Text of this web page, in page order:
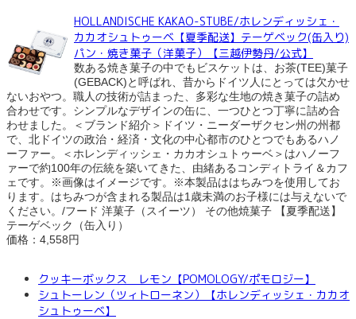
HOLLANDISCHE KAKAO-STUBE/ホレンディッシェ・
カカオシュトゥーベ【夏季配送】テーゲベック(缶入り)
パン・焼き菓子（洋菓子）【三越伊勢丹/公式】
数ある焼き菓子の中でもビスケットは、お茶(TEE)菓子
(GEBACK)と呼ばれ、昔からドイツ人にとっては欠かせ
ないおやつ。職人の技術が詰まった、多彩な生地の焼き菓子の詰め
合わせです。シンプルなデザインの缶に、一つひとつ丁寧に詰め合
わせました。＜ブランド紹介＞ドイツ・ニーダーザクセン州の州都
で、北ドイツの政治・経済・文化の中心都市のひとつでもあるハノ
ーファー。＜ホレンディッシェ・カカオシュトゥーベ＞はハノーフ
ァーで約100年の伝統を築いてきた、由緒あるコンディトライ＆カフ
ェです。※画像はイメージです。※本製品ははちみつを使用してお
ります。はちみつが含まれる製品は1歳未満のお子様には与えないで
ください。/フード 洋菓子（スイーツ） その他焼菓子 【夏季配送】
テーゲベック（缶入り）
価格：4,558円
クッキーボックス レモン【POMOLOGY/ポモロジー】
シュトーレン（ツィトローネン）【ホレンディッシェ・カカオ
シュトゥーベ】